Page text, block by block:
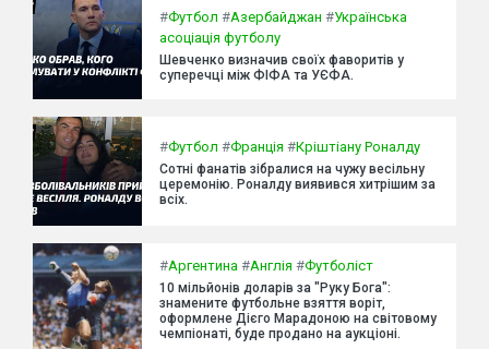
#Футбол #Азербайджан #Українська
асоціація футболу
Шевченко визначив своїх фаворитів у
суперечці між ФІФА та УЄФА.
#Футбол #Франція #Кріштіану Роналду
Сотні фанатів зібралися на чужу весільну
церемонію. Роналду виявився хитрішим за
всіх.
#Аргентина #Англія #Футболіст
10 мільйонів доларів за "Руку Бога":
знамените футбольне взяття воріт,
оформлене Дієго Марадоною на світовому
чемпіонаті, буде продано на аукціоні.